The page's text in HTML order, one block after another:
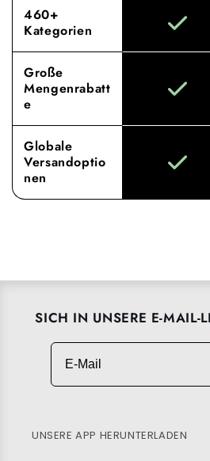
460+
Kategorien
Große
Mengenrabatt
e
Globale
Versandoptio
nen
SICH IN UNSERE E-MAIL-
E-Mail
UNSERE APP HERUNTERLADEN